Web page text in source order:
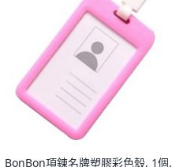
BonBon項鍊名牌塑膠彩色殼, 1個,